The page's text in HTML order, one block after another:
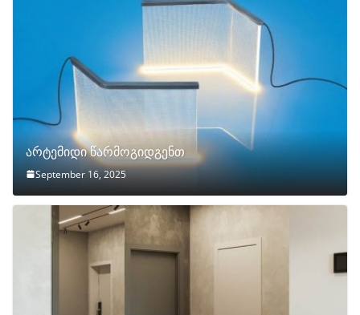
არტემიდი წარმოგიდგენთ
September 16, 2025